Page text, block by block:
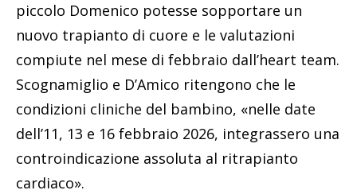
piccolo Domenico potesse sopportare un
nuovo trapianto di cuore e le valutazioni
compiute nel mese di febbraio dall’heart team.
Scognamiglio e D’Amico ritengono che le
condizioni cliniche del bambino, «nelle date
dell’11, 13 e 16 febbraio 2026, integrassero una
controindicazione assoluta al ritrapianto
cardiaco».